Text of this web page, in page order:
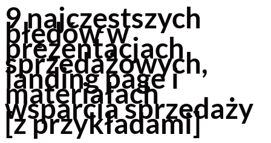
9 najczęstszych
błędów w
prezentacjach
sprzedażowych,
landing page i
materiałach
wsparcia sprzedaży
[z przykładami]